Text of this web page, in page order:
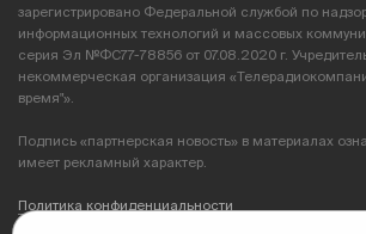
зарегистрировано Федеральной службой по
информационных технологий и массовых
серия Эл №ФС77-78856 от 07.08.2020 г.
некоммерческая организация
время"».
Подпись «партнерская новость» в материалах
имеет рекламный характер.
Политика конфиденциальности